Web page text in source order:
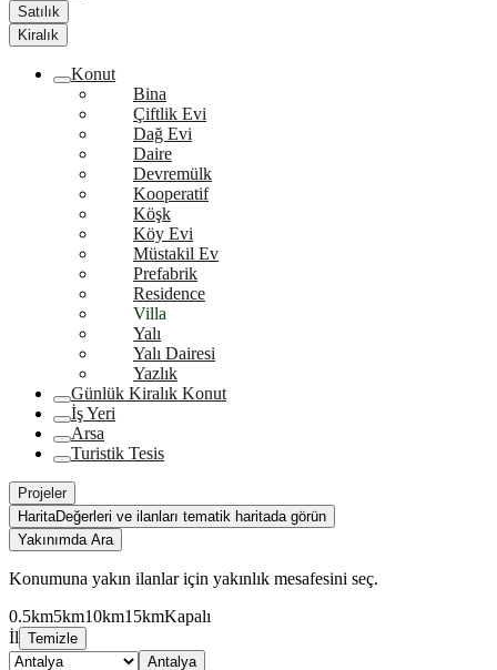
Satılık
Kiralık
Konut
Bina
Çiftlik Evi
Dağ Evi
Daire
Devremülk
Kooperatif
Köşk
Köy Evi
Müstakil Ev
Prefabrik
Residence
Villa
Yalı
Yalı Dairesi
Yazlık
Günlük Kiralık Konut
İş Yeri
Arsa
Turistik Tesis
Projeler
HaritaDeğerleri ve ilanları tematik haritada görün
Yakınımda Ara
Konumuna yakın ilanlar için yakınlık mesafesini seç.
0.5km5km10km15kmKapalı
İl Temizle
Antalya